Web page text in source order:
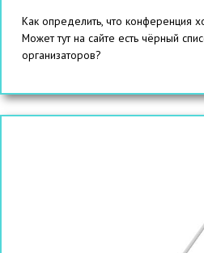
Как определить, что конференция
Может тут на сайте есть чёрный
организаторов?